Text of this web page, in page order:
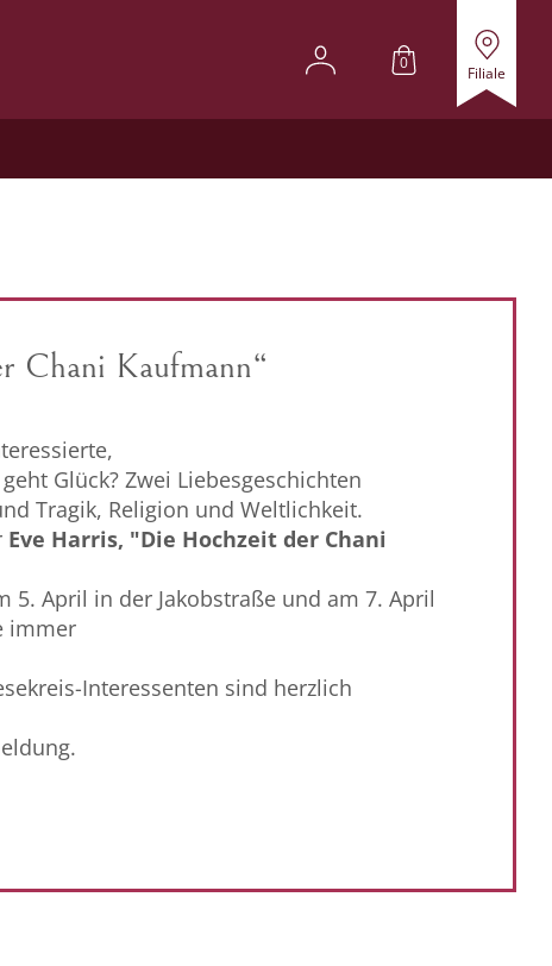
0
Filiale
Chani Kaufmann“
Glück? Zwei Liebesgeschichten
Tragik, Religion und Weltlichkeit.
Eve Harris, "Die Hochzeit der Chani
5. April in der Jakobstraße und am 7. April
immer
Interessenten sind herzlich